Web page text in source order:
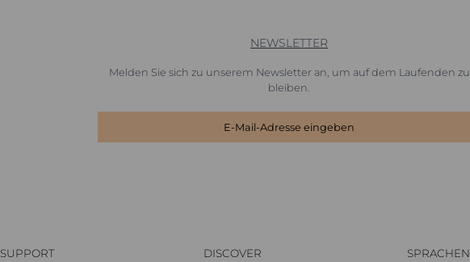
NEWSLETTER
Melden Sie sich zu unserem Newsletter an, um auf dem Laufenden zu
bleiben.
SUPPORT DISCOVER SPRACHEN